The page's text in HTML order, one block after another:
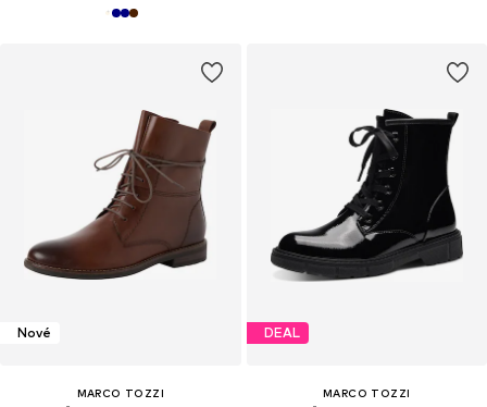
Nové
MARCO TOZZI
DEAL
MARCO TOZZI